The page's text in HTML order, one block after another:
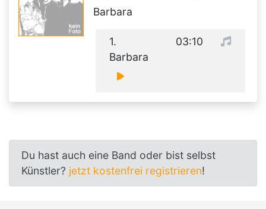
Barbara
1.
Barbara
03:10
Du hast auch eine Band oder bist selbst
Künstler? jetzt kostenfrei registrieren!